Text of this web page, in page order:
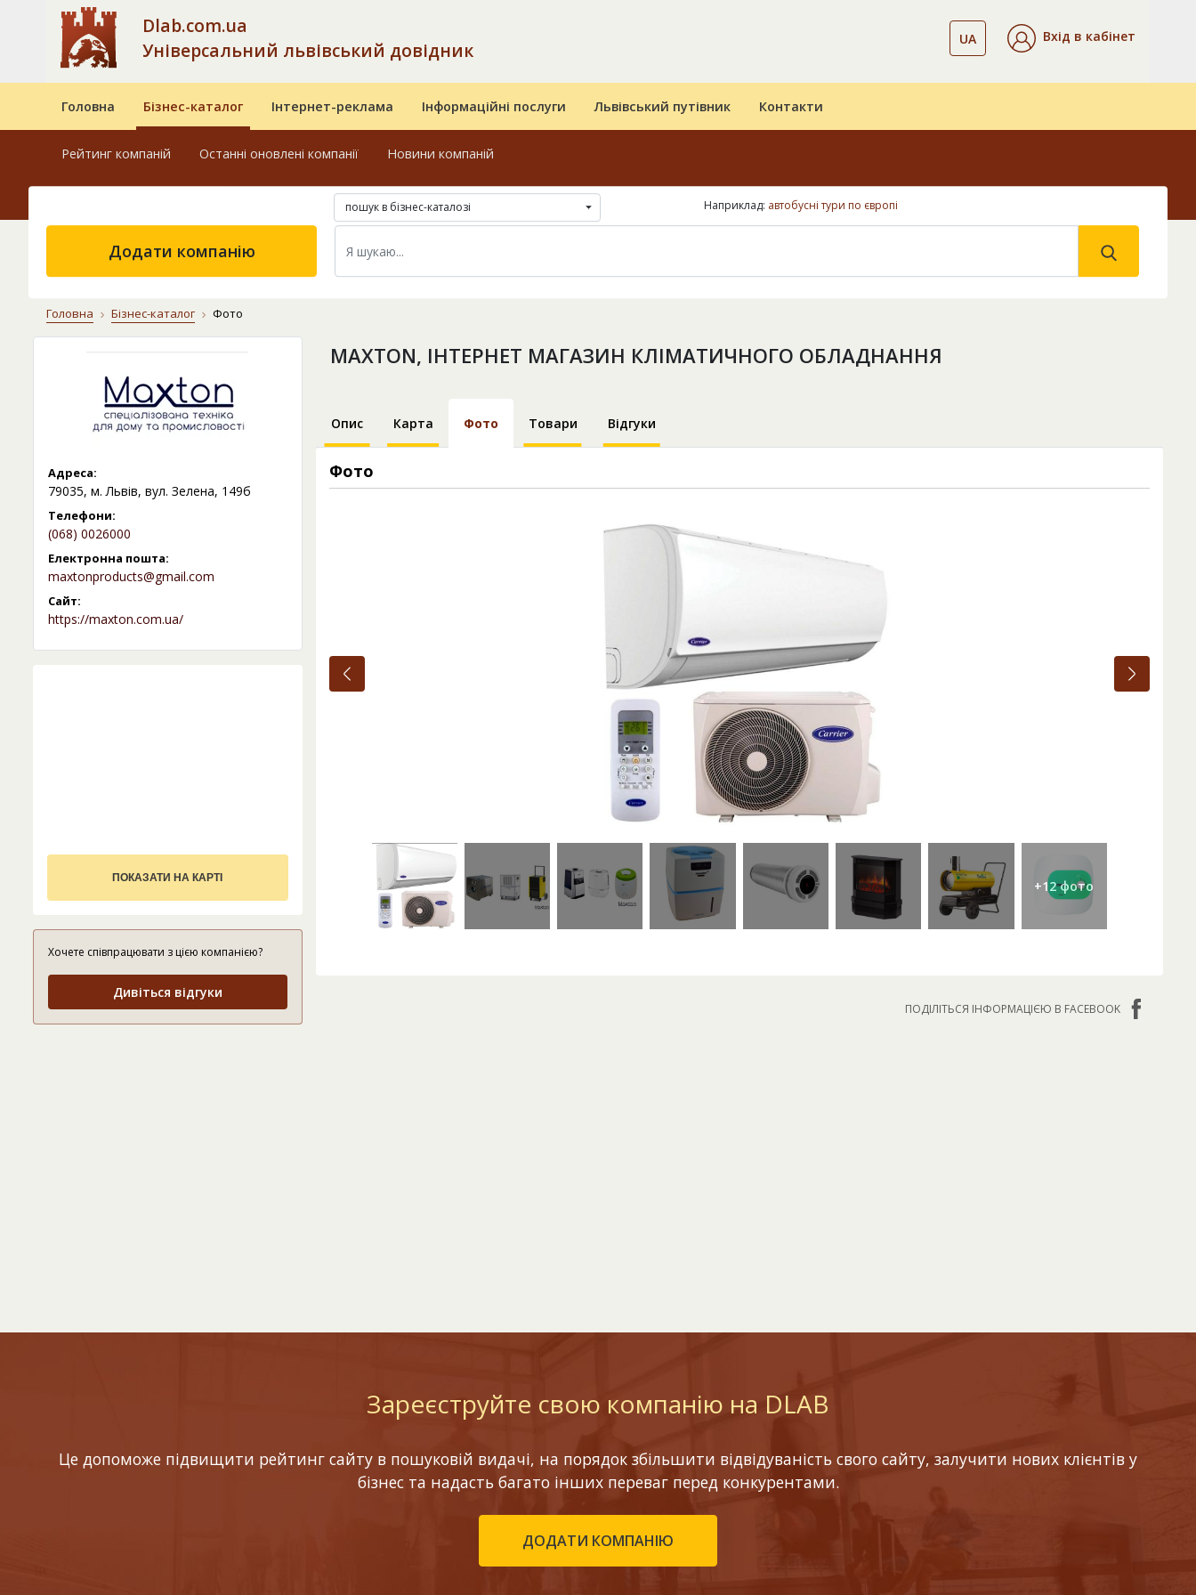
Dlab.com.ua
Універсальний львівський довідник
UA Вхід в кабінет
Головна Бізнес-каталог Інтернет-реклама Інформаційні послуги Львівський путівник Контакти
Рейтинг компаній Останні оновлені компанії Новини компаній
пошук в бізнес-каталозі Наприклад: автобусні тури по європі
Додати компанію
Головна Бізнес-каталог Фото
Адреса:
79035, м. Львів, вул. Зелена, 149б
Телефони:
(068) 0026000
Електронна пошта:
maxtonproducts@gmail.com
Сайт:
https://maxton.com.ua/
ПОКАЗАТИ НА КАРТІ
Хочете співпрацювати з цією компанією?
Дивіться відгуки
МAXTON, ІНТЕРНЕТ МАГАЗИН КЛІМАТИЧНОГО ОБЛАДНАННЯ
Опис Карта Фото Товари Відгуки
Фото
ПОДІЛІТЬСЯ ІНФОРМАЦІЄЮ В FACEBOOK
Зареєструйте свою компанію на DLAB
Це допоможе підвищити рейтинг сайту в пошуковій видачі, на порядок збільшити відвідуваність свого сайту, залучити нових клієнтів у
бізнес та надасть багато інших переваг перед конкурентами.
ДОДАТИ КОМПАНІЮ